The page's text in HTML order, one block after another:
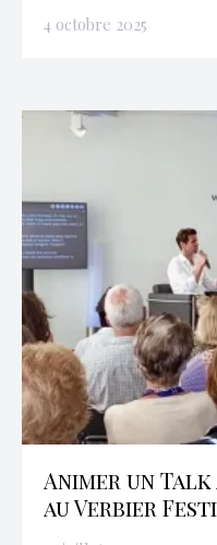
4 octobre 2025
Animer un Talk
au Verbier